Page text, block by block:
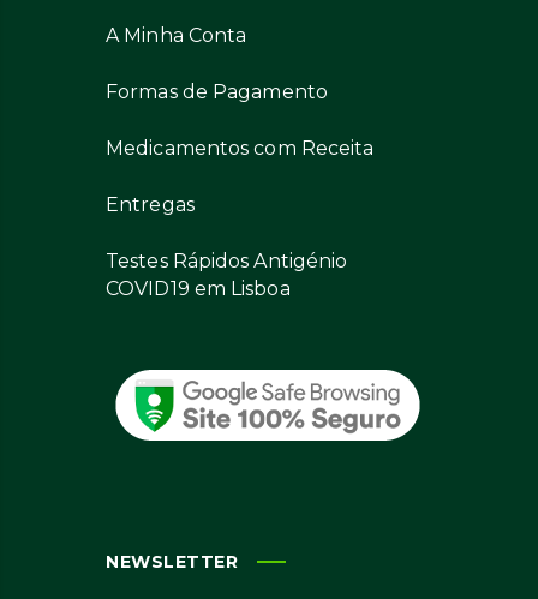
A Minha Conta
Formas de Pagamento
Medicamentos com Receita
Entregas
Testes Rápidos Antigénio
COVID19 em Lisboa
NEWSLETTER